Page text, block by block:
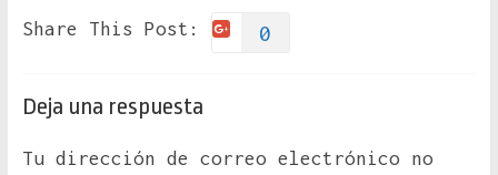
Share This Post: 0
Deja una respuesta
Tu dirección de correo electrónico no